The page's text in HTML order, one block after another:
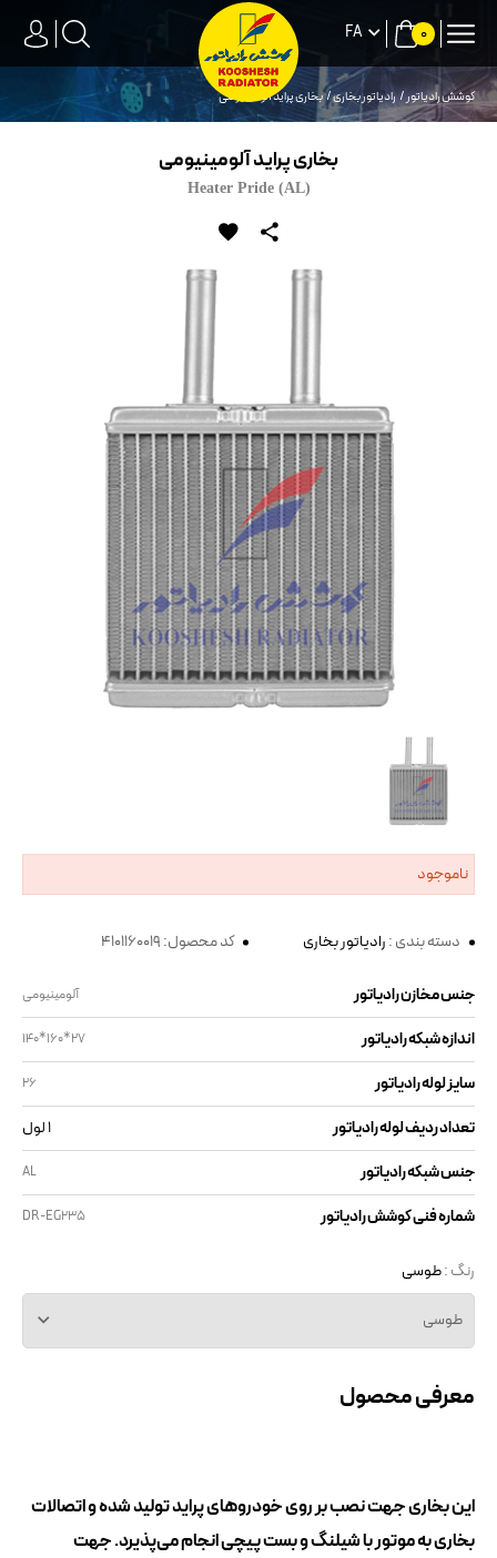
0
FA
کوشش رادیاتور رادیاتور بخاری بخاری پراید آلومینیومی
بخاری پراید آلومینیومی
Heater Pride (AL)
ناموجود
دسته بندی :رادیاتور بخاری کد محصول: 4101160019
جنس مخازن رادیاتور آلومینیومی
اندازه شبکه رادیاتور 140*160*27
سایز لوله رادیاتور 26
تعداد ردیف لوله رادیاتور
1 لول
جنس شبکه رادیاتور
AL
شماره فنی کوشش رادیاتور DR-EG235
رنگ :طوسی
طوسی
معرفی محصول
این بخاری جهت نصب بر روی خودروهای پراید تولید شده و اتصالات
بخاری به موتور با شیلنگ و بست پیچی انجام می‌پذیرد. جهت